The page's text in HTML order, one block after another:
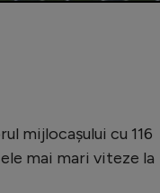
mijlocașului cu 116
mai mari viteze la